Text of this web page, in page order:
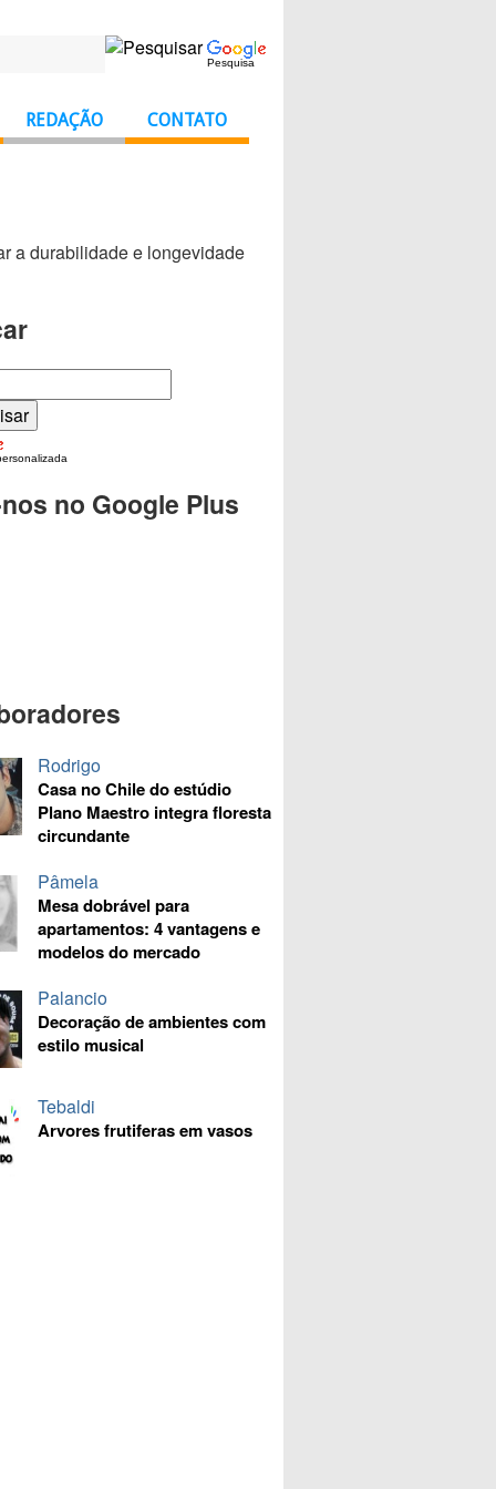
Pesquisa
REDAÇÃO CONTATO
a durabilidade e longevidade
no Google Plus
Rodrigo
Casa no Chile do estúdio
Plano Maestro integra floresta
circundante
Pâmela
Mesa dobrável para
apartamentos: 4 vantagens e
modelos do mercado
Palancio
Decoração de ambientes com
estilo musical
Tebaldi
Arvores frutiferas em vasos